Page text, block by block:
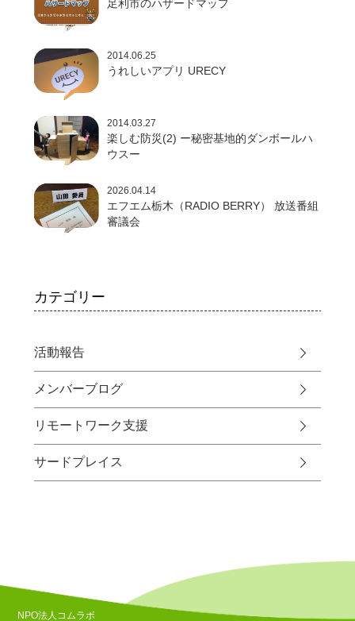
足利市のハザードマップ
2014.06.25
うれしいアプリ URECY
2014.03.27
楽しむ防災(2) ー秘密基地的ダンボールハ
ウスー
2026.04.14
エフエム栃木（RADIO BERRY） 放送番組
審議会
カテゴリー
活動報告
メンバーブログ
リモートワーク支援
サードプレイス
NPO法人コムラボ